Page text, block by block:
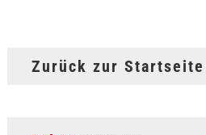
Zurück zur Startseite